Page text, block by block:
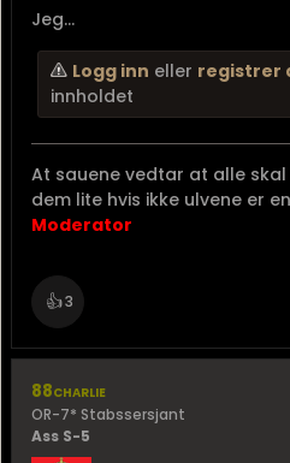
Jeg...
Logg inn eller registrer
innholdet
At sauene vedtar at alle
dem lite hvis ikke ulvene er
Moderator
👍3
88charlie
OR-7* Stabssersjant
Ass S-5